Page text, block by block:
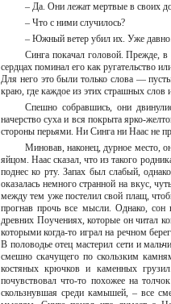
– Да. Они лежат мертвые в своих
– Что с ними случилось?
– Южный ветер убил их. Уже
Синга покачал головой. Прежде,
сердцах поминал его как ругательство
Для него это были только слова —
краю, где каждое из этих страшных
Спешно собравшись, они
начерство суха и вся покрыта ярко-
стороны перьями. Ни Синга ни Наас не
Миновав, наконец, дурное место,
яйцом. Наас сказал, что из такого
поднес ко рту. Запах был слабый,
оказалась немного странной на вкус,
между тем уже постелил свой плащ,
прогнав прочь все мысли. Однако, сон
древних Поучениях, которые он читал
которыми когда-то играл на речном
В половодье отец мастерил сети и
смешно скачущего по скользким
костяных крючков и каменных
почувствовал что-то похожее на
скользнувшая среди камышей, – все